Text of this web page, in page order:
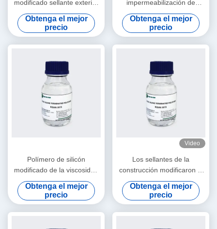
modificado sellante exterior
del polímero de silicón
libremente
Obtenga el mejor
precio
impermeabilización de
silicona STP Polímero claro
libre de disolvente para el
baño de cocina
Obtenga el mejor
precio
Polímero de silicón
modificado de la viscosidad
baja, proceso fácil para el
relleno concreto de la junta
de dilatación
Obtenga el mejor
precio
Video
Los sellantes de la
construcción modificaron el
módulo bajo Eco del
polímero de silicón amistoso
Obtenga el mejor
precio